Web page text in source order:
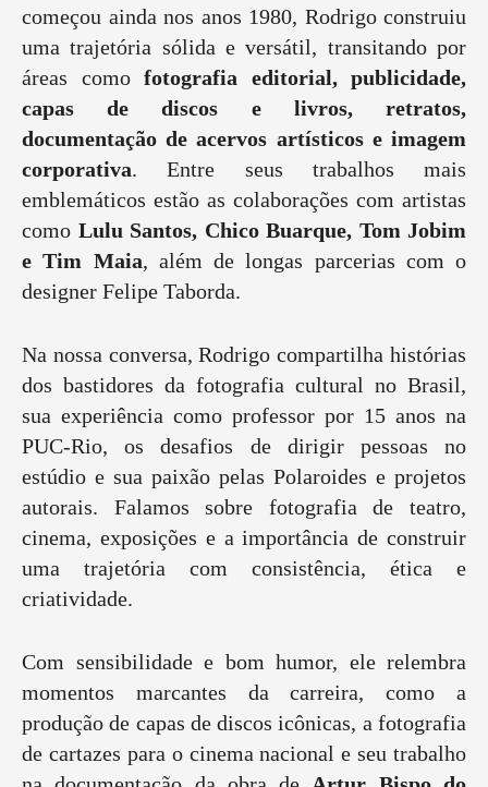
começou ainda nos anos 1980, Rodrigo construiu
uma trajetória sólida e versátil, transitando por
áreas como fotografia editorial, publicidade,
capas de discos e livros, retratos,
documentação de acervos artísticos e imagem
corporativa. Entre seus trabalhos mais
emblemáticos estão as colaborações com artistas
como Lulu Santos, Chico Buarque, Tom Jobim
e Tim Maia, além de longas parcerias com o
designer Felipe Taborda.
Na nossa conversa, Rodrigo compartilha histórias
dos bastidores da fotografia cultural no Brasil,
sua experiência como professor por 15 anos na
PUC-Rio, os desafios de dirigir pessoas no
estúdio e sua paixão pelas Polaroides e projetos
autorais. Falamos sobre fotografia de teatro,
cinema, exposições e a importância de construir
uma trajetória com consistência, ética e
criatividade.
Com sensibilidade e bom humor, ele relembra
momentos marcantes da carreira, como a
produção de capas de discos icônicas, a fotografia
de cartazes para o cinema nacional e seu trabalho